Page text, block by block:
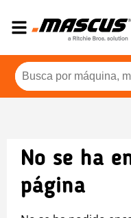
No se ha
página